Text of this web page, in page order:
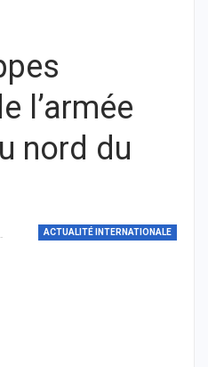
l’armée
nord du
ACTUALITÉ INTERNATIONALE